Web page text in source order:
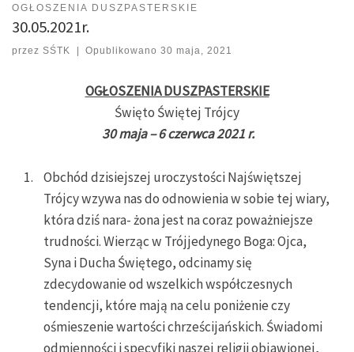
OGŁOSZENIA DUSZPASTERSKIE
30.05.2021r.
przez SŚTK Opublikowano30 maja, 2021
OGŁOSZENIA DUSZPASTERSKIE
Święto Świętej Trójcy
30 maja – 6 czerwca 2021 r.
Obchód dzisiejszej uroczystości Najświętszej
Trójcy wzywa nas do odnowienia w sobie tej wiary,
która dziś nara- żona jest na coraz poważniejsze
trudności. Wierząc w Trójjedynego Boga: Ojca,
Syna i Ducha Świętego, odcinamy się
zdecydowanie od wszelkich współczesnych
tendencji, które mają na celu poniżenie czy
ośmieszenie wartości chrześcijańskich. Świadomi
odmienności i specyfiki naszej religii objawionej,